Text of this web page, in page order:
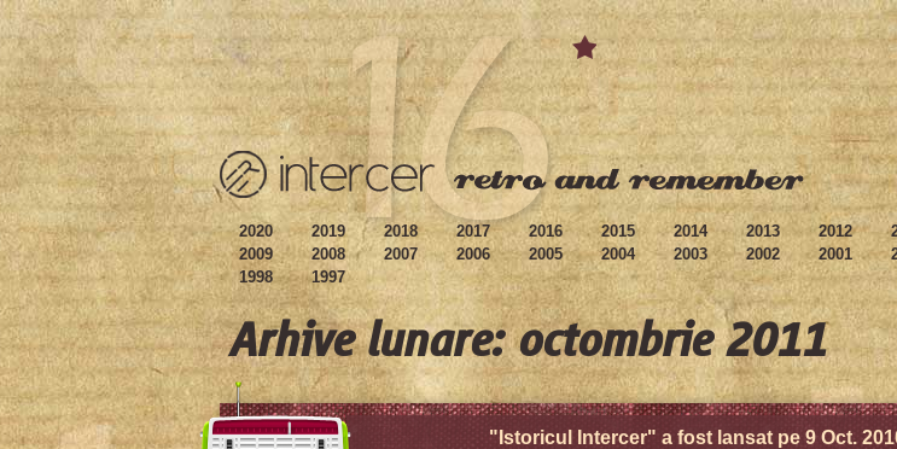
2020 2019 2018 2017 2016 2015 2014 2013 2012
2009
2008 2007 2006 2005 2004 2003 2002 2001
1998
1997
Arhive lunare: octombrie 2011
"Istoricul Intercer" a fost lansat pe 9 Oct.